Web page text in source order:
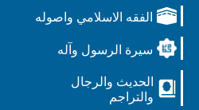
الفقه الاسلامي واصوله
سيرة الرسول وآله
الحديث والرجال
والتراجم